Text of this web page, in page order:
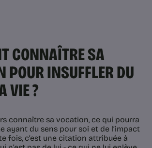
CONNAÎTRE SA
POUR INSUFFLER DU
VIE ?
connaître sa vocation, ce qui pourra
ayant du sens pour soi et de l’impact
fois, c’est une citation attribuée à